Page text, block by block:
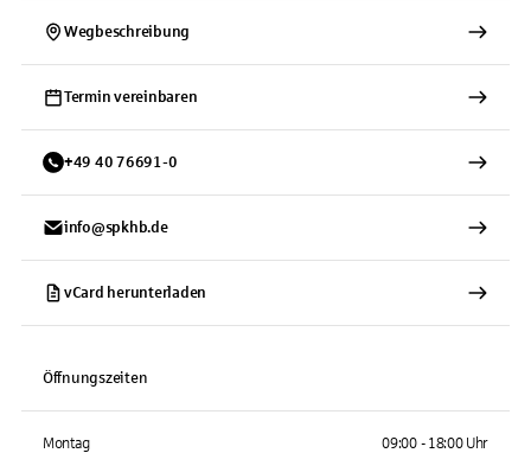
Wegbeschreibung
Termin vereinbaren
+49 40 76691-0
info@spkhb.de
vCard herunterladen
Öffnungszeiten
Montag 09:00 - 18:00 Uhr